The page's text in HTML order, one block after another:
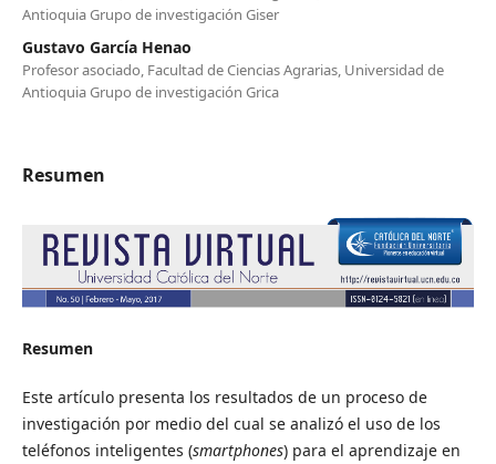
Antioquia Grupo de investigación Giser
Gustavo García Henao
Profesor asociado, Facultad de Ciencias Agrarias, Universidad de
Antioquia Grupo de investigación Grica
Resumen
Resumen
Este artículo presenta los resultados de un proceso de
investigación por medio del cual se analizó el uso de los
teléfonos inteligentes (smartphones) para el aprendizaje en